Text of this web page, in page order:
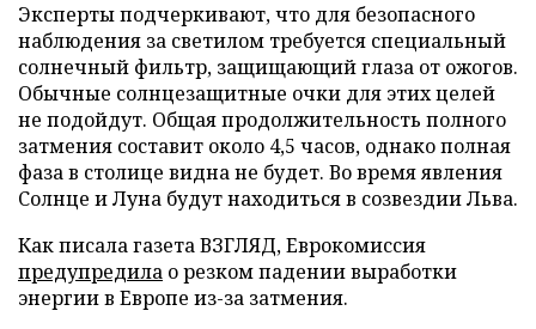
Эксперты подчеркивают, что для безопасного
наблюдения за светилом требуется специальный
солнечный фильтр, защищающий глаза от ожогов.
Обычные солнцезащитные очки для этих целей
не подойдут. Общая продолжительность полного
затмения составит около 4,5 часов, однако полная
фаза в столице видна не будет. Во время явления
Солнце и Луна будут находиться в созвездии Льва.
Как писала газета ВЗГЛЯД, Еврокомиссия
предупредила о резком падении выработки
энергии в Европе из-за затмения.